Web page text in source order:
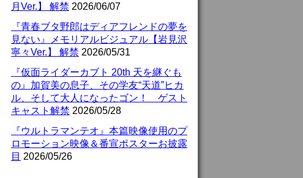
月Ver.】 解禁 2026/06/07
『青春ブタ野郎はディアフレンドの夢を
見ない』メモリアルビジュアル【岩見沢
寧々Ver.】 解禁 2026/05/31
『仮面ライダーカブト 20th 天を継ぐも
の』加賀美の息子、その学友“天道”ヒカ
ル、そして大人になったゴン！ ゲスト
キャスト解禁 2026/05/28
『ウルトラマンテオ』本篇映像使用のプ
ロモーション映像＆番宣ポスターお披露
目 2026/05/26